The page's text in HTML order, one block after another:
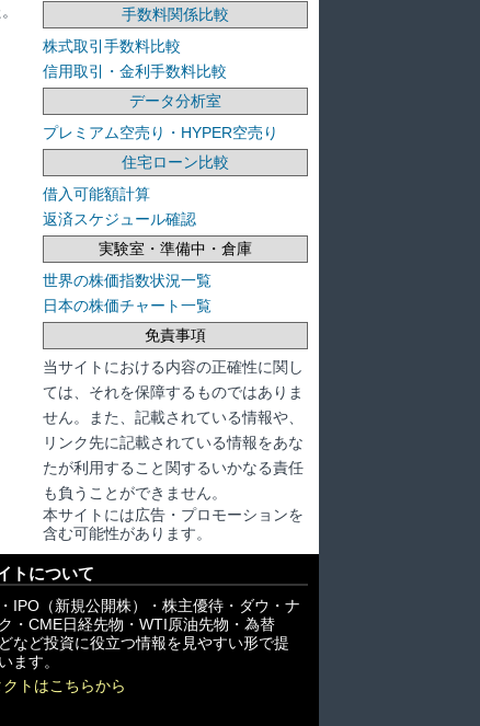
手数料関係比較
株式取引手数料比較
信用取引・金利手数料比較
データ分析室
プレミアム空売り・HYPER空売り
住宅ローン比較
借入可能額計算
返済スケジュール確認
実験室・準備中・倉庫
世界の株価指数状況一覧
日本の株価チャート一覧
免責事項
当サイトにおける内容の正確性に関し
ては、それを保障するものではありま
せん。また、記載されている情報や、
リンク先に記載されている情報をあな
たが利用すること関するいかなる責任
も負うことができません。
本サイトには広告・プロモーションを
含む可能性があります。
トについて
IPO（新規公開株）・株主優待・ダウ・ナ
・CME日経先物・WTI原油先物・為替
など投資に役立つ情報を見やすい形で提
ます。
クトはこちらから